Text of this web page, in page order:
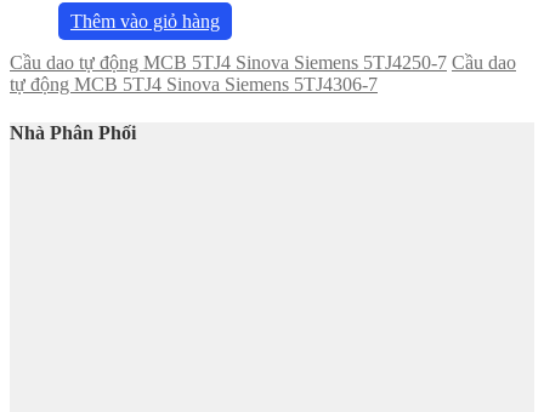
Thêm vào giỏ hàng
Cầu dao tự động MCB 5TJ4 Sinova Siemens 5TJ4250-7 Cầu dao
tự động MCB 5TJ4 Sinova Siemens 5TJ4306-7
Nhà Phân Phối